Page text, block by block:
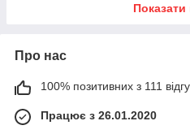
Про нас
100% позитивних з 111
Працює з 26.01.2020